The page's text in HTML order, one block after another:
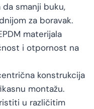
smanji buku,
za boravak.
materijala
i otpornost na
konstrukcija
montažu.
u različitim